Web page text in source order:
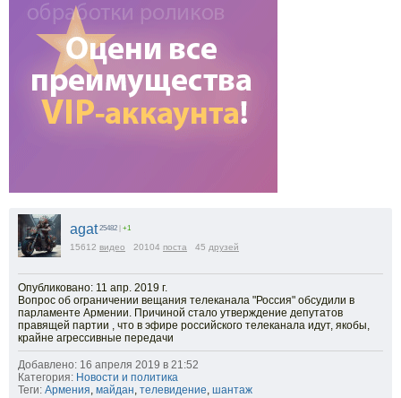
agat 25482 +1
15612 видео 20104 поста 45 друзей
Опубликовано: 11 апр. 2019 г.
Вопрос об ограничении вещания телеканала "Россия" обсудили в
парламенте Армении. Причиной стало утверждение депутатов
правящей партии , что в эфире российского телеканала идут, якобы,
крайне агрессивные передачи
Добавлено: 16 апреля 2019 в 21:52
Категория: Новости и политика
Теги: Армения, майдан, телевидение, шантаж